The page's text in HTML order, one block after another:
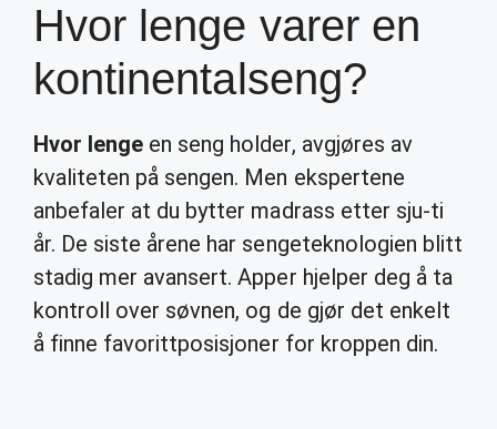
Hvor lenge varer en
kontinentalseng?
Hvor lenge en seng holder, avgjøres av
kvaliteten på sengen. Men ekspertene
anbefaler at du bytter madrass etter sju-ti
år. De siste årene har sengeteknologien blitt
stadig mer avansert. Apper hjelper deg å ta
kontroll over søvnen, og de gjør det enkelt
å finne favorittposisjoner for kroppen din.